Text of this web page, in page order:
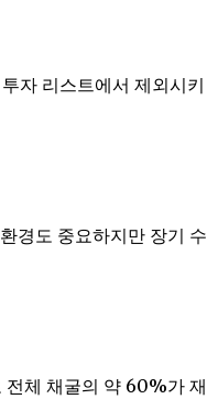
자 리스트에서 제외시키
경도 중요하지만 장기 수
전체 채굴의 약 60%가 재